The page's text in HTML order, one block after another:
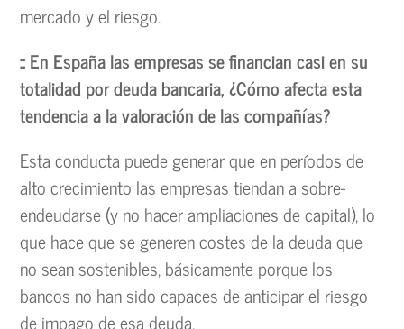
mercado y el riesgo.
:: En España las empresas se financian casi en su
totalidad por deuda bancaria, ¿Cómo afecta esta
tendencia a la valoración de las compañías?
Esta conducta puede generar que en períodos de
alto crecimiento las empresas tiendan a sobre-
endeudarse (y no hacer ampliaciones de capital), lo
que hace que se generen costes de la deuda que
no sean sostenibles, básicamente porque los
bancos no han sido capaces de anticipar el riesgo
de impago de esa deuda.